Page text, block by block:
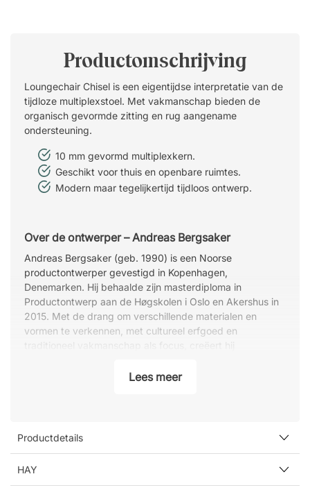
Productomschrijving
Loungechair Chisel is een eigentijdse interpretatie van de
tijdloze multiplexstoel. Met vakmanschap bieden de
organisch gevormde zitting en rug aangename
ondersteuning.
10 mm gevormd multiplexkern.
Geschikt voor thuis en openbare ruimtes.
Modern maar tegelijkertijd tijdloos ontwerp.
Over de ontwerper – Andreas Bergsaker
Andreas Bergsaker (geb. 1990) is een Noorse
productontwerper gevestigd in Kopenhagen,
Denemarken. Hij behaalde zijn masterdiploma in
Productontwerp aan de Høgskolen i Oslo en Akershus in
2015. Met de drang om verschillende materialen en
vormen te verkennen, met cultureel erfgoed en
duurzaamheid en toekomstige generaties. Zijn werk is
Lees meer
Productdetails
HAY